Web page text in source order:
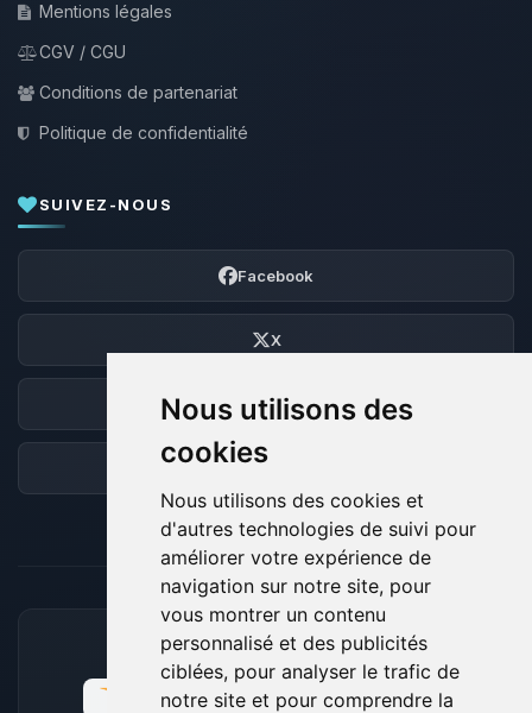
Nous utilisons des
cookies
Nous utilisons des cookies et
d'autres technologies de suivi pour
améliorer votre expérience de
navigation sur notre site, pour
vous montrer un contenu
personnalisé et des publicités
ciblées, pour analyser le trafic de
notre site et pour comprendre la
Mentions légales
CGV / CGU
Conditions de partenariat
Politique de confidentialité
SUIVEZ-NOUS
Facebook
X
Discord
Forum
MOYENS DE PAIEMENT ACCEPTÉS